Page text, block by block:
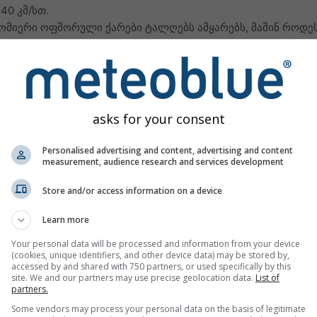
40 კმ/სთ.
ოფშორული ქარები ტალღებს ამყარებს, მაშინ
ფაქტორი ქარია . ქარი ზედაპირთან შეხებისას წყლის
უბიძგებენ. წესად ითვლება, რომ
რაც უფრო დიდია
სხვადასხვა სიჩქარეს იძენენ. თუ სწრაფი
და შესაძლოა ე.წ. მძიმე ტალღებიც.
აღმავალ ზღვის ფსკერს მიუახლოვდება, იგი
. ისინი
უბერავს, ოფშორული — ხმელეთიდან
ქარი სანაპიროსთან თითქმის არ ქმნის ტალღას.
სიტუაცია, როცა რამდენიმე დღე ძლიერი ონშორული
სველის ტალღები უზრუნველყოფს (შედარებით
asks for your consent
Personalised advertising and content, advertising and content
measurement, audience research and services development
Store and/or access information on a device
Learn more
Your personal data will be processed and information from your device
(cookies, unique identifiers, and other device data) may be stored by,
accessed by and shared with 750 partners, or used specifically by this
site. We and our partners may use precise geolocation data. List of
partners.
Some vendors may process your personal data on the basis of legitimate